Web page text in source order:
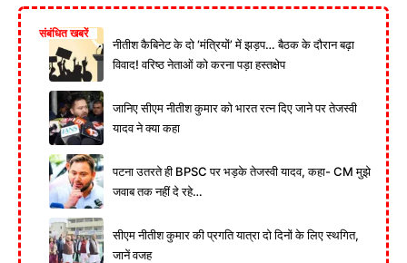
संबंधित खबरें
नीतीश कैबिनेट के दो ‘मंत्रियों’ में झड़प… बैठक के दौरान बढ़ा
विवाद! वरिष्ठ नेताओं को करना पड़ा हस्तक्षेप
जानिए सीएम नीतीश कुमार को भारत रत्न दिए जाने पर तेजस्वी
यादव ने क्या कहा
पटना उतरते ही BPSC पर भड़के तेजस्वी यादव, कहा- CM मुझे
जवाब तक नहीं दे रहे…
सीएम नीतीश कुमार की प्रगति यात्रा दो दिनों के लिए स्थगित,
जानें वजह